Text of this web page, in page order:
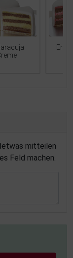
mitteilen
Feld machen.